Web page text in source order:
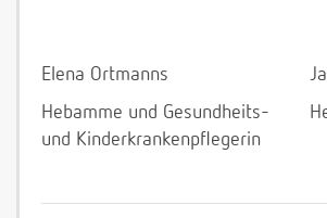
Elena Ortmanns
Hebamme und Gesundheits-
und Kinderkrankenpflegerin